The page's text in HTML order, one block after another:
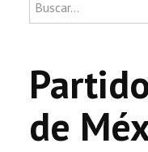
INICIO
NOTICIAS
DOCUMENTOS
de